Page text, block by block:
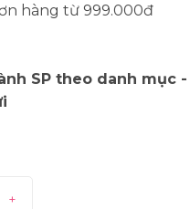
hàng từ 999.000đ
SP theo danh mục
+